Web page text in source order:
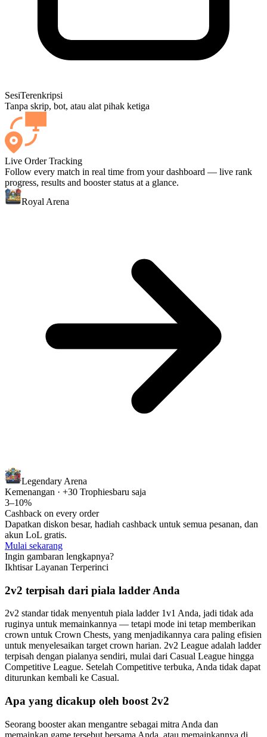
SesiTerenkripsi
Tanpa skrip, bot, atau alat pihak ketiga
Live Order Tracking
Follow every match in real time from your dashboard — live rank
progress, results and booster status at a glance.
Royal Arena
Legendary Arena
Kemenangan · +30 Trophiesbaru saja
3–10%
Cashback on every order
Dapatkan diskon besar, hadiah cashback untuk semua pesanan, dan
akun LoL gratis.
Mulai sekarang
Ingin gambaran lengkapnya?
Ikhtisar Layanan Terperinci
2v2 terpisah dari piala ladder Anda
2v2 standar tidak menyentuh piala ladder 1v1 Anda, jadi tidak ada
ruginya untuk memainkannya — tetapi mode ini tetap memberikan
crown untuk Crown Chests, yang menjadikannya cara paling efisien
untuk menyelesaikan target crown harian. 2v2 League adalah ladder
terpisah dengan pialanya sendiri, mulai dari Casual League hingga
Competitive League. Setelah Competitive terbuka, Anda tidak dapat
diturunkan kembali ke Casual.
Apa yang dicakup oleh boost 2v2
Seorang booster akan mengantre sebagai mitra Anda dan
memainkan game tersebut bersama Anda, atau memainkannya di